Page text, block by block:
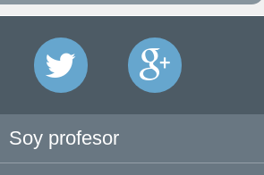
Soy profesor